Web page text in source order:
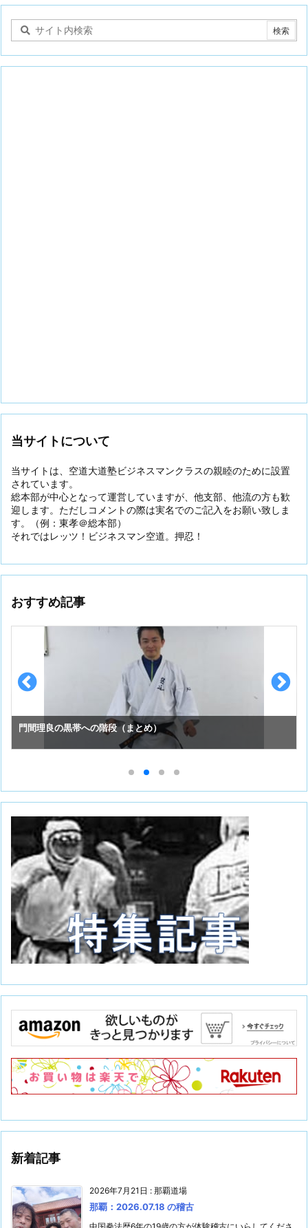
当サイトについて
当サイトは、空道大道塾ビジネスマンクラスの親睦のために設置
されています。
総本部が中心となって運営していますが、他支部、他流の方も歓
迎します。ただしコメントの際は実名でのご記入をお願い致しま
す。（例：東孝＠総本部）
それではレッツ！ビジネスマン空道。押忍！
おすすめ記事
スーパーセーフのお手入れ （①初めての投稿）
新着記事
2026年7月21日 : 那覇道場
那覇：2026.07.18 の稽古